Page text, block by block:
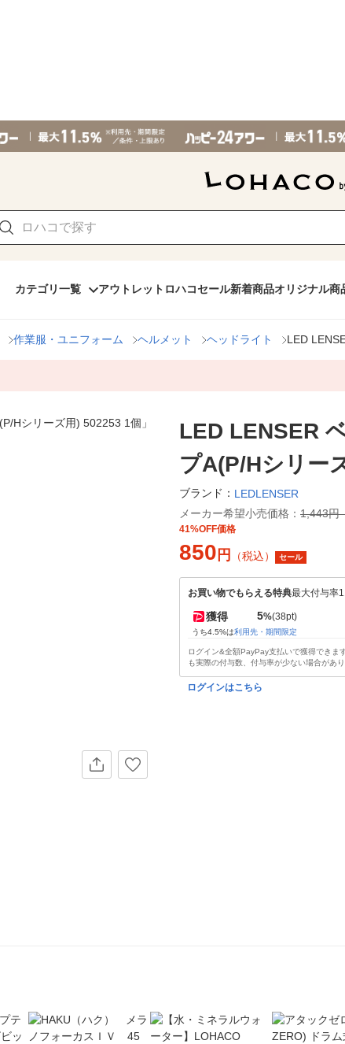
カテゴリ一覧 アウトレット ロハコセール新着商品オリジナル商
作業服・ユニフォーム ヘルメット ヘッドライト LED
LED LENSER
プA(P/Hシリー
ブランド： LEDLENSER
メーカー希望小売価格： 1,443円
41%OFF価格
850 円 （税込） セール
お買い物でもらえる特典最大付与率
獲得 5%(38pt)
うち4.5%は利用先・期間限定
ログイン&全額PayPay支払いで獲得できま
も実際の付与数、付与率が少ない場合があ
ログインはこちら